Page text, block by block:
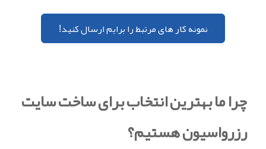
نمونه کار های مرتبط را برایم ارسال کنید!
چرا ما بهترین انتخاب برای ساخت سایت
رزرواسیون هستیم؟